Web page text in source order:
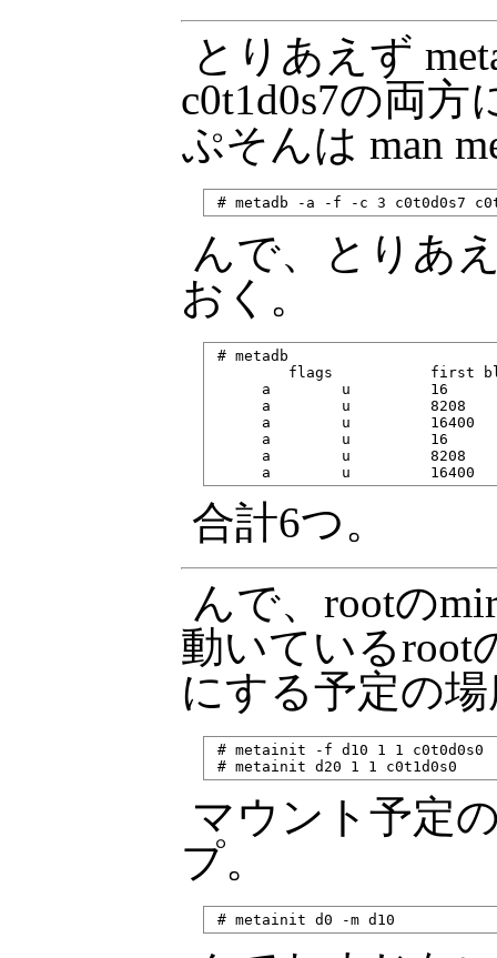
とりあえず
c0t1d0s7の両
ぷそんは man
んで、とりあ
おく。
# metadb
flags           first
a        u         16
a        u         8208
a        u         16400
a        u         16
a        u         8208
合計6つ。
んで、rootの
動いているroot
にする予定の
# metainit -f d10 1 1 c0t0d0s0
マウント予定
プ。